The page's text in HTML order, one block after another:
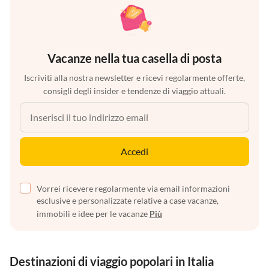
Vacanze nella tua casella di posta
Iscriviti alla nostra newsletter e ricevi regolarmente offerte,
consigli degli insider e tendenze di viaggio attuali.
Accedi
Vorrei ricevere regolarmente via email informazioni
esclusive e personalizzate relative a case vacanze,
immobili e idee per le vacanze Più
Destinazioni di viaggio popolari in Italia